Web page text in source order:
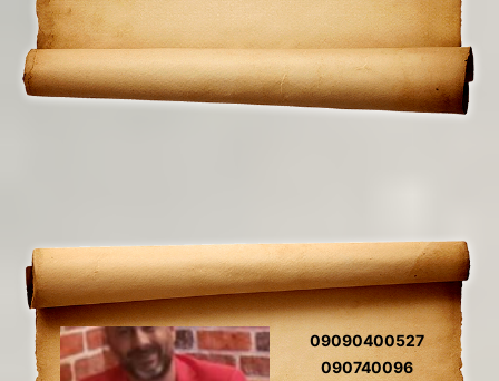
intuïtieve vermogens en nauwkeurige
inzichten kan Pearl je helpen bij het
begrijpen van je huidige situatie.
09090400527
090740096